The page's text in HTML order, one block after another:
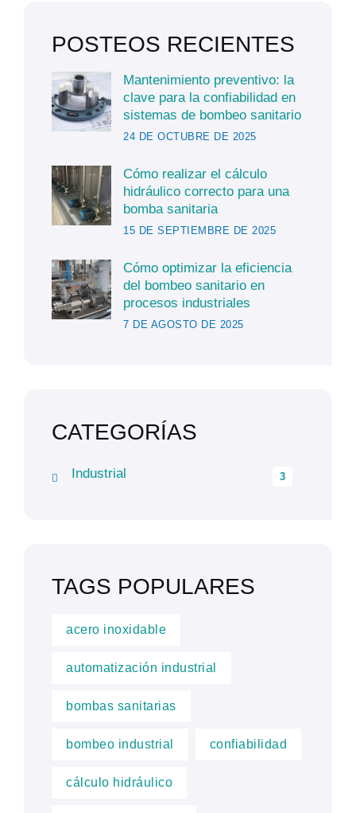
POSTEOS RECIENTES
Mantenimiento preventivo: la
clave para la confiabilidad en
sistemas de bombeo sanitario
24 DE OCTUBRE DE 2025
Cómo realizar el cálculo
hidráulico correcto para una
bomba sanitaria
15 DE SEPTIEMBRE DE 2025
Cómo optimizar la eficiencia
del bombeo sanitario en
procesos industriales
7 DE AGOSTO DE 2025
CATEGORÍAS
Industrial 3
TAGS POPULARES
acero inoxidable
automatización industrial
bombas sanitarias
bombeo industrial confiabilidad
cálculo hidráulico